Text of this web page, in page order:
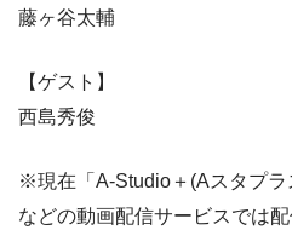
藤ヶ谷太輔
【ゲスト】
西島秀俊
※現在「A-Studio＋(Aスタプ
などの動画配信サービスでは配